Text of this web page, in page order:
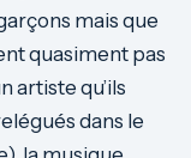
mais que
quasiment pas
artiste qu’ils
dans le